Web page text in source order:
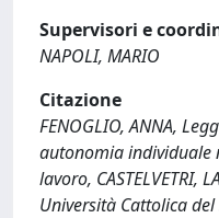
Supervisori e
NAPOLI, MARIO
Citazione
FENOGLIO, ANNA,
autonomia individuale
lavoro, CASTELVETRI,
Università Cattolica del